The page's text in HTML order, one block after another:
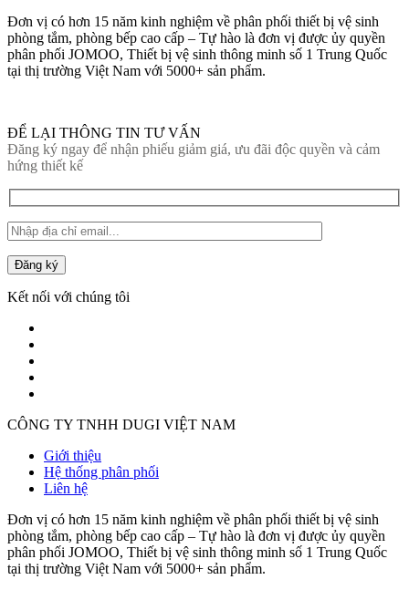
Đơn vị có hơn 15 năm kinh nghiệm về phân phối thiết bị vệ sinh
phòng tắm, phòng bếp cao cấp – Tự hào là đơn vị được ủy quyền
phân phối JOMOO, Thiết bị vệ sinh thông minh số 1 Trung Quốc
tại thị trường Việt Nam với 5000+ sản phẩm.
ĐỂ LẠI THÔNG TIN TƯ VẤN
Đăng ký ngay để nhận phiếu giảm giá, ưu đãi độc quyền và cảm
hứng thiết kế
Đăng ký
Kết nối với chúng tôi
CÔNG TY TNHH DUGI VIỆT NAM
Giới thiệu
Hệ thống phân phối
Liên hệ
Đơn vị có hơn 15 năm kinh nghiệm về phân phối thiết bị vệ sinh
phòng tắm, phòng bếp cao cấp – Tự hào là đơn vị được ủy quyền
phân phối JOMOO, Thiết bị vệ sinh thông minh số 1 Trung Quốc
tại thị trường Việt Nam với 5000+ sản phẩm.